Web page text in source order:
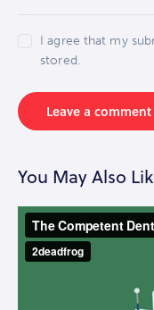
I agree that my
stored.
You May Also